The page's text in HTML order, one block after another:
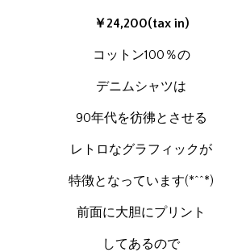
￥24,200(tax in)
コットン100％の
デニムシャツは
90年代を彷彿とさせる
レトロなグラフィックが
特徴となっています(*^^*)
前面に大胆にプリント
してあるので